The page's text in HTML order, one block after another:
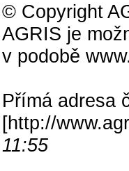
© Copyright
AGRIS je
v podobě
Přímá adresa
[http://
11:55